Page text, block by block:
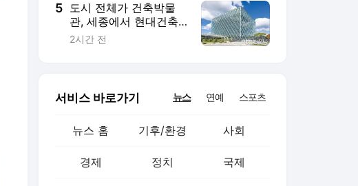
5 도시 전체가 건축박물
관, 세종에서 현대건축
진수 만나볼까
2시간 전
서비스 바로가기 뉴스 연예 스포츠
뉴스 홈 기후/환경 사회
경제 정치 국제